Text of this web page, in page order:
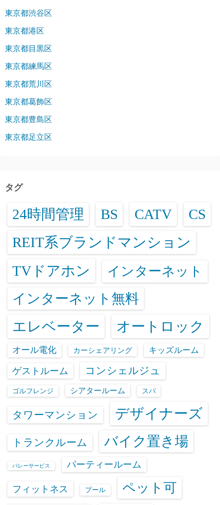
東京都渋谷区
東京都港区
東京都目黒区
東京都練馬区
東京都荒川区
東京都葛飾区
東京都豊島区
東京都足立区
タグ
24時間管理 BS CATV CS
REIT系ブランドマンション
TVドアホン インターネット
インターネット無料
エレベーター オートロック
オール電化 カーシェアリング キッズルーム
ゲストルーム コンシェルジュ
ゴルフレンジ シアタールーム スパ
タワーマンション デザイナーズ
トランクルーム バイク置き場
バレーサービス パーティールーム
フィットネス プール ペット可